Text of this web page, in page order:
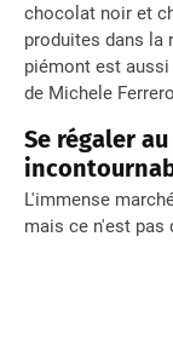
chocolat noir et
produites dans la
piémont est
de Michele
Se régaler
L'immense
mais ce n'est pas